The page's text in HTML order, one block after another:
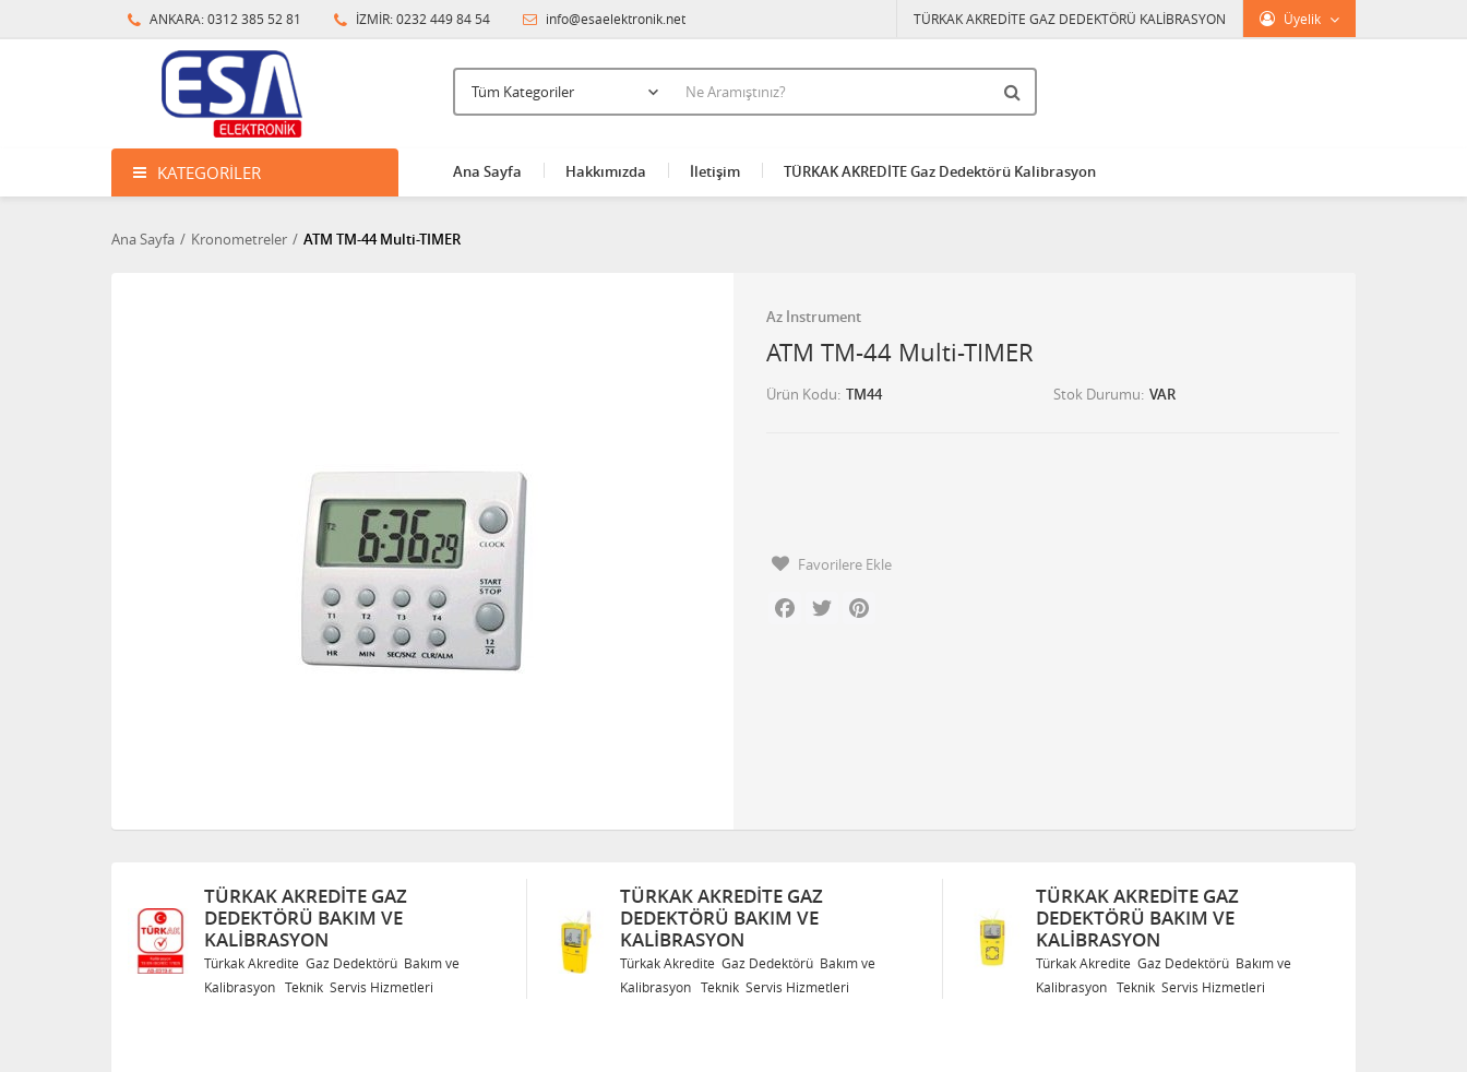
ANKARA: 0312 385 52 81 İZMİR: 0232 449 84 54 info@esaelektronik.net Üyelik
TÜRKAK AKREDİTE GAZ DEDEKTÖRÜ KALİBRASYON
KATEGORILER Ana Sayfa Hakkımızda İletişim TÜRKAK AKREDİTE Gaz Dedektörü Kalibrasyon
Ana Sayfa Kronometreler ATM TM-44 Multi-TIMER
Az İnstrument
ATM TM-44 Multi-TIMER
Ürün Kodu TM44 Stok Durumu VAR
Favorilere Ekle
Facebook
Twitter
Dedektörü Bakım ve
TÜRKAK AKREDITE GAZ
DEDEKTÖRÜ BAKIM VE
KALIBRASYON
Türkak Akredite Gaz Dedektörü Bakım ve
Kalibrasyon Teknik Servis Hizmetleri
TÜRKAK AKREDITE GAZ
DEDEKTÖRÜ BAKIM VE
KALIBRASYON
Türkak Akredite Gaz Dedektörü Bakım ve
Kalibrasyon Teknik Servis Hizmetleri
TÜRKAK AKREDITE GAZ
DEDEKTÖRÜ BAKIM VE
KALIBRASYON
Türkak Akredite Gaz Dedektörü Bakım ve
Kalibrasyon Teknik Servis Hizmetleri